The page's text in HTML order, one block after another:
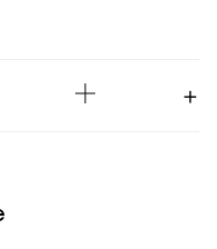
gratis en Lima